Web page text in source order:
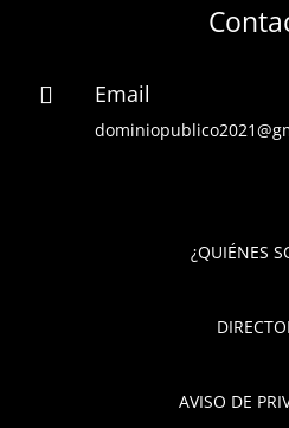
 Email
¿QUIÉNES
AVISO DE